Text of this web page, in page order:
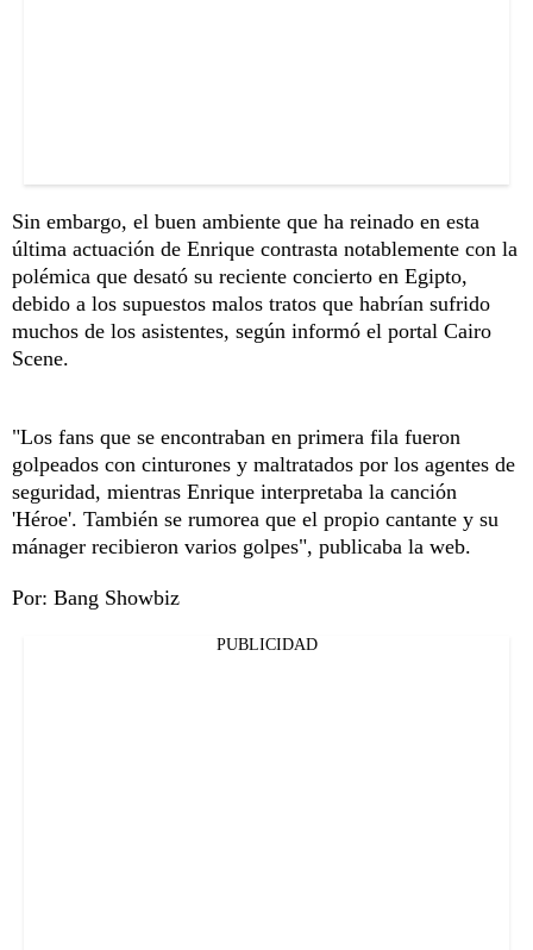
Sin embargo, el buen ambiente que ha reinado en esta
última actuación de Enrique contrasta notablemente con la
polémica que desató su reciente concierto en Egipto,
debido a los supuestos malos tratos que habrían sufrido
muchos de los asistentes, según informó el portal Cairo
Scene.
"Los fans que se encontraban en primera fila fueron
golpeados con cinturones y maltratados por los agentes de
seguridad, mientras Enrique interpretaba la canción
'Héroe'. También se rumorea que el propio cantante y su
mánager recibieron varios golpes", publicaba la web.
Por: Bang Showbiz
PUBLICIDAD